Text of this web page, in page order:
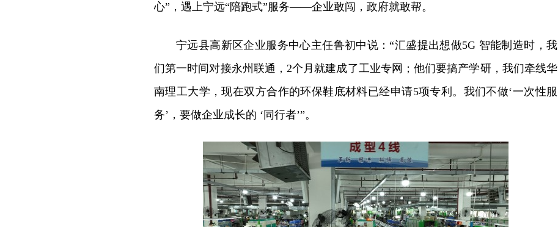
心”，遇上宁远“陪跑式”服务——企业敢闯，政府就敢帮。
宁远县高新区企业服务中心主任鲁初中说：“汇盛提出想做5G 智能制造时，我
们第一时间对接永州联通，2个月就建成了工业专网；他们要搞产学研，我们牵线华
南理工大学，现在双方合作的环保鞋底材料已经申请5项专利。我们不做‘一次性服
务’，要做企业成长的 ‘同行者’”。